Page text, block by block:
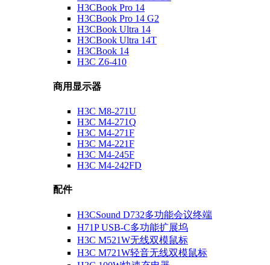
H3CBook Pro 14
H3CBook Pro 14 G2
H3CBook Ultra 14
H3CBook Ultra 14T
H3CBook 14
H3C Z6-410
商用显示器
H3C M8-271U
H3C M4-271Q
H3C M4-271F
H3C M4-221F
H3C M4-245F
H3C M4-242FD
配件
H3CSound D732多功能会议终端
H71P USB-C多功能扩展坞
H3C M521W无线双模鼠标
H3C M721W轻音无线双模鼠标